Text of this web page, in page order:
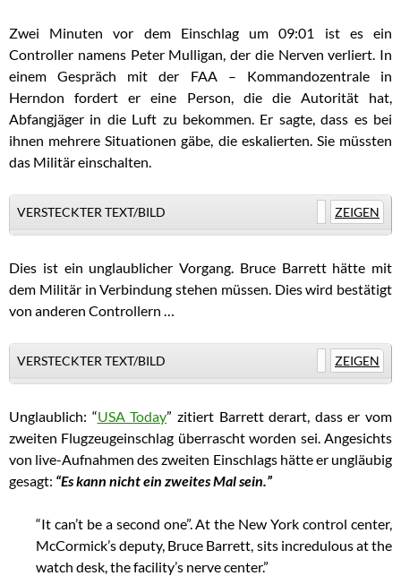
Zwei Minuten vor dem Einschlag um 09:01 ist es ein
Controller namens Peter Mulligan, der die Nerven verliert. In
einem Gespräch mit der FAA – Kommandozentrale in
Herndon fordert er eine Person, die die Autorität hat,
Abfangjäger in die Luft zu bekommen. Er sagte, dass es bei
ihnen mehrere Situationen gäbe, die eskalierten. Sie müssten
das Militär einschalten.
VERSTECKTER TEXT/BILD ZEIGEN
Dies ist ein unglaublicher Vorgang. Bruce Barrett hätte mit
dem Militär in Verbindung stehen müssen. Dies wird bestätigt
von anderen Controllern …
VERSTECKTER TEXT/BILD ZEIGEN
Unglaublich: “USA Today” zitiert Barrett derart, dass er vom
zweiten Flugzeugeinschlag überrascht worden sei. Angesichts
von live-Aufnahmen des zweiten Einschlags hätte er ungläubig
gesagt: “Es kann nicht ein zweites Mal sein.”
“It can’t be a second one”. At the New York control center,
McCormick’s deputy, Bruce Barrett, sits incredulous at the
watch desk, the facility’s nerve center.”